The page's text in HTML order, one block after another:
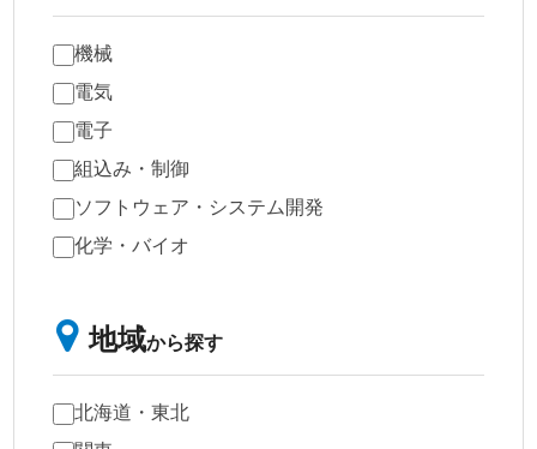
機械
電気
電子
組込み・制御
ソフトウェア・システム開発
化学・バイオ
地域から探す
北海道・東北